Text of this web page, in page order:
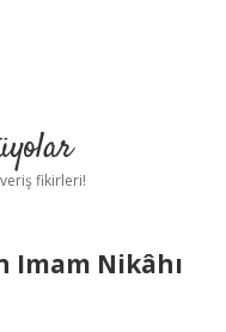
fikirleri!
Imam Nikâhı